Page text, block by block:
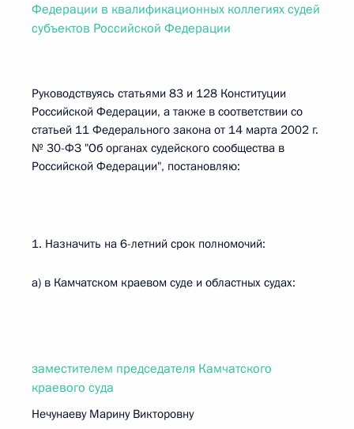
Федерации в квалификационных коллегиях судей
субъектов Российской Федерации
Руководствуясь статьями 83 и 128 Конституции
Российской Федерации, а также в соответствии со
статьей 11 Федерального закона от 14 марта 2002 г.
№ 30-ФЗ "Об органах судейского сообщества в
Российской Федерации", постановляю:
1. Назначить на 6-летний срок полномочий:
а) в Камчатском краевом суде и областных судах:
заместителем председателя Камчатского
краевого суда
Нечунаеву Марину Викторовну